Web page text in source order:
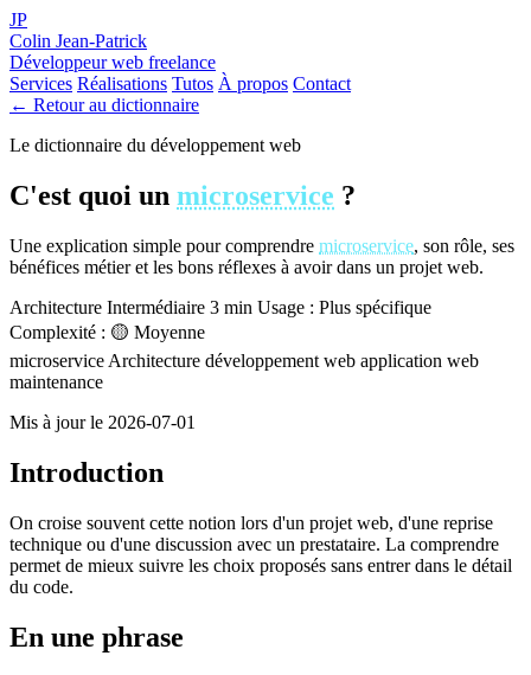
JP
Colin Jean-Patrick
Développeur web freelance
Services Réalisations Tutos À propos Contact
← Retour au dictionnaire
Le dictionnaire du développement web
C'est quoi un microservice ?
Une explication simple pour comprendre microservice, son rôle, ses
bénéfices métier et les bons réflexes à avoir dans un projet web.
Architecture Intermédiaire 3 min Usage : Plus spécifique
Complexité : 🟡 Moyenne
microservice Architecture développement web application web
maintenance
Mis à jour le 2026-07-01
Introduction
On croise souvent cette notion lors d'un projet web, d'une reprise
technique ou d'une discussion avec un prestataire. La comprendre
permet de mieux suivre les choix proposés sans entrer dans le détail
du code.
En une phrase